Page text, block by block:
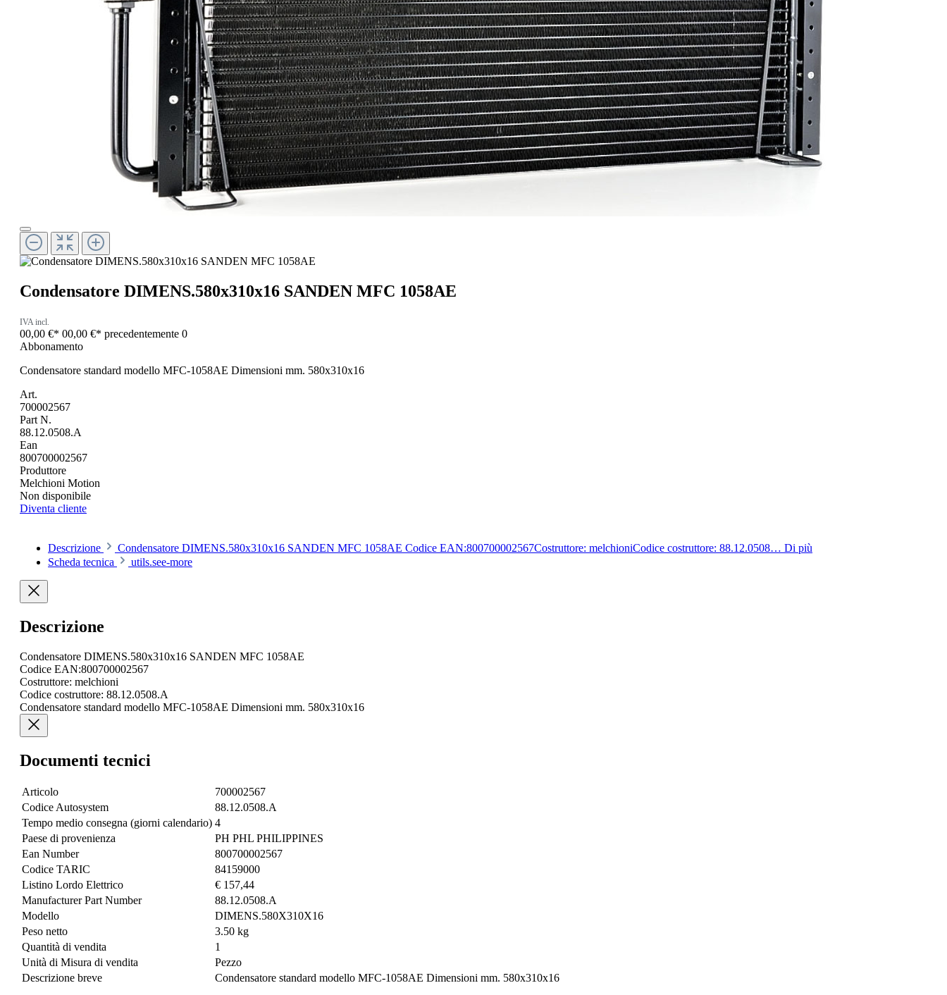
Condensatore DIMENS.580x310x16 SANDEN MFC 1058AE
IVA incl.
00,00 €* 00,00 €* precedentemente 0
Abbonamento
Condensatore standard modello MFC-1058AE Dimensioni mm. 580x310x16
Art.
700002567
Part N.
88.12.0508.A
Ean
800700002567
Produttore
Melchioni Motion
Non disponibile
Diventa cliente
Descrizione Condensatore DIMENS.580x310x16 SANDEN MFC 1058AE Codice EAN:800700002567Costruttore: melchioniCodice costruttore: 88.12.0508… Di più
Scheda tecnica
utils.see-more
Descrizione
Condensatore DIMENS.580x310x16 SANDEN MFC 1058AE
Codice EAN:800700002567
Costruttore: melchioni
Codice costruttore: 88.12.0508.A
Condensatore standard modello MFC-1058AE Dimensioni mm. 580x310x16
Documenti tecnici
Articolo
700002567
Codice Autosystem
88.12.0508.A
Tempo medio consegna (giorni calendario) 4
Paese di provenienza
PH PHL PHILIPPINES
Ean Number
800700002567
Codice TARIC
84159000
Listino Lordo Elettrico
€ 157,44
Manufacturer Part Number
88.12.0508.A
Modello
DIMENS.580X310X16
Peso netto
3.50 kg
Quantità di vendita
1
Unità di Misura di vendita
Pezzo
Descrizione breve
Condensatore standard modello MFC-1058AE Dimensioni mm. 580x310x16